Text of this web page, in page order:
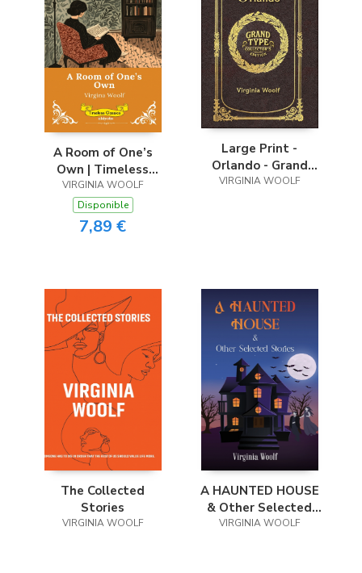
A Room of One’s
Own | Timeless
Classics
VIRGINIA WOOLF
Disponible
7,89 €
Large Print -
Orlando - Grand
Type Collector’s
VIRGINIA WOOLF
The Collected
Stories
VIRGINIA WOOLF
A HAUNTED HOUSE
& Other Selected
Stories
VIRGINIA WOOLF